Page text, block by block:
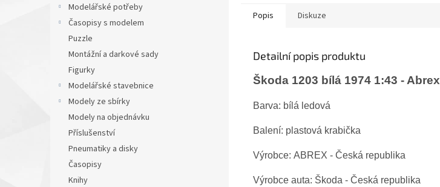
Modelářské potřeby
Časopisy s modelem
Puzzle
Montážní a darkové sady
Figurky
Modelářské stavebnice
Modely ze sbírky
Modely na objednávku
Příslušenství
Pneumatiky a disky
Časopisy
Knihy
Popis Diskuze
Detailní popis produktu
Škoda 1203 bílá 1974 1:43 - Abrex
Barva: bílá ledová
Balení: plastová krabička
Výrobce: ABREX - Česká republika
Výrobce auta: Škoda - Česká republika